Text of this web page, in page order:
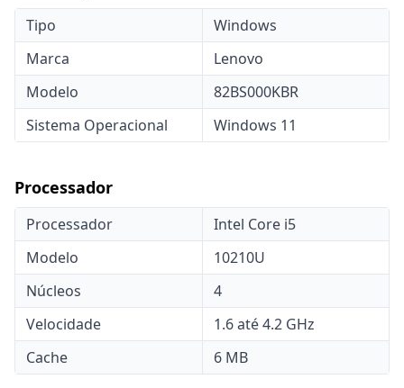
Tipo
Windows
Marca
Lenovo
Modelo
82BS000KBR
Sistema Operacional
Windows 11
Processador
Processador
Intel Core i5
Modelo
10210U
Núcleos
4
Velocidade
1.6 até 4.2 GHz
Cache
6 MB